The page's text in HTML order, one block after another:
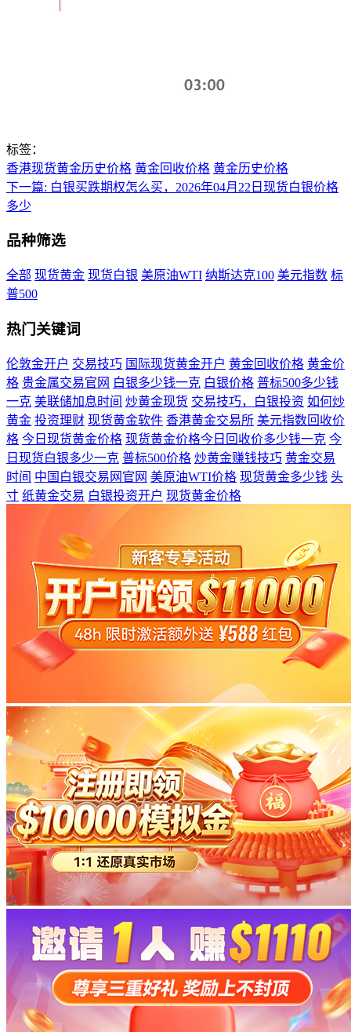
标签：
香港现货黄金历史价格 黄金回收价格 黄金历史价格
下一篇: 白银买跌期权怎么买，2026年04月22日现货白银价格
多少
品种筛选
全部 现货黄金 现货白银 美原油WTI 纳斯达克100 美元指数 标
普500
热门关键词
伦敦金开户 交易技巧 国际现货黄金开户 黄金回收价格 黄金价
格 贵金属交易官网 白银多少钱一克 白银价格 普标500多少钱
一克 美联储加息时间 炒黄金现货 交易技巧，白银投资 如何炒
黄金 投资理财 现货黄金软件 香港黄金交易所 美元指数回收价
格 今日现货黄金价格 现货黄金价格今日回收价多少钱一克 今
日现货白银多少一克 普标500价格 炒黄金赚钱技巧 黄金交易
时间 中国白银交易网官网 美原油WTI价格 现货黄金多少钱 头
寸 纸黄金交易 白银投资开户 现货黄金价格